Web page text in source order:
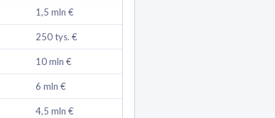
1,5 mln €
250 tys. €
10 mln €
6 mln €
4,5 mln €